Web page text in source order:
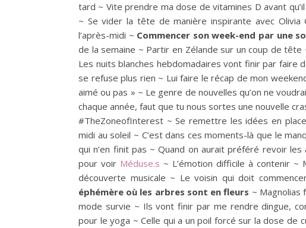
tard ~ Vite prendre ma dose de vitamines D avant
~ Se vider la tête de manière inspirante avec
l’après-midi ~ Commencer son week-end par une
de la semaine ~ Partir en Zélande sur un coup de tête
Les nuits blanches hebdomadaires vont finir par faire
se refuse plus rien ~ Lui faire le récap de mon
aimé ou pas » ~ Le genre de nouvelles qu’on ne
chaque année, faut que tu nous sortes une nouvelle
#TheZoneofInterest ~ Se remettre les idées en
midi au soleil ~ C’est dans ces moments-là que le
qui n’en finit pas ~ Quand on aurait préféré revoir
pour voir Méduse.s ~ L’émotion difficile à contenir ~
découverte musicale ~ Le voisin qui doit
éphémère où les arbres sont en fleurs ~ Magnolias
mode survie ~ Ils vont finir par me rendre dingue,
pour le yoga ~ Celle qui a un poil forcé sur la dose de